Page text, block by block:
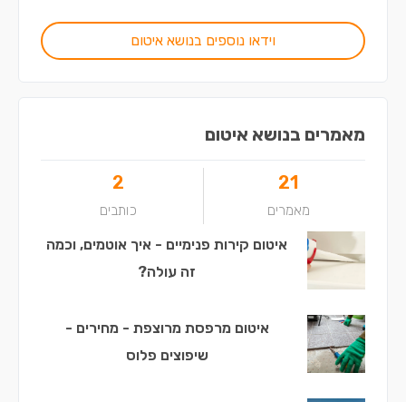
וידאו נוספים בנושא איטום
מאמרים בנושא איטום
21
מאמרים
2
כותבים
איטום קירות פנימיים - איך אוטמים, וכמה
זה עולה?
איטום מרפסת מרוצפת - מחירים -
שיפוצים פלוס